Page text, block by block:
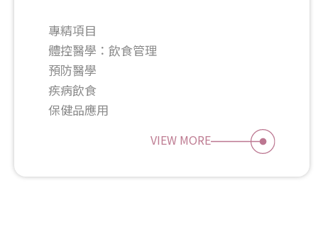
專精項目
體控醫學：飲食管理
預防醫學
疾病飲食
VIEW MORE